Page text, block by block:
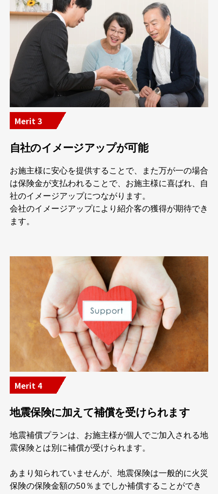
Merit 3
自社のイメージアップが可能
お施主様に安心を提供することで、また万が一の場合
は保険金が支払われることで、お施主様に喜ばれ、自
社のイメージアップにつながります。
会社のイメージアップにより紹介客の獲得が期待でき
ます。
Merit 4
地震保険に加えて補償を受けられます
地震補償プランは、お施主様が個人でご加入される地
震保険とは別に補償が受けられます。
あまり知られていませんが、地震保険は一般的に火災
保険の保険金額の50％までしか補償することができ